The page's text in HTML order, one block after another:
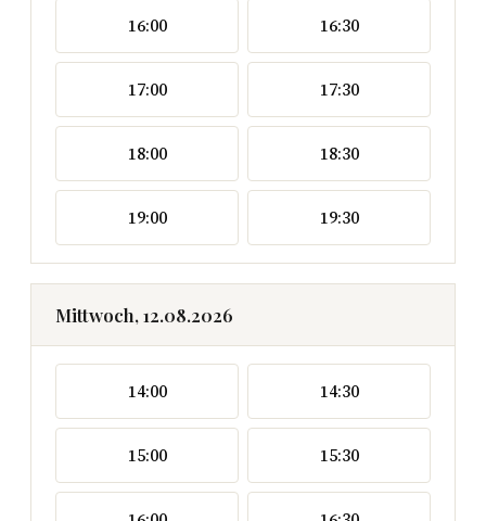
16:00 16:30
17:00 17:30
18:00 18:30
19:00 19:30
Mittwoch, 12.08.2026
14:00 14:30
15:00 15:30